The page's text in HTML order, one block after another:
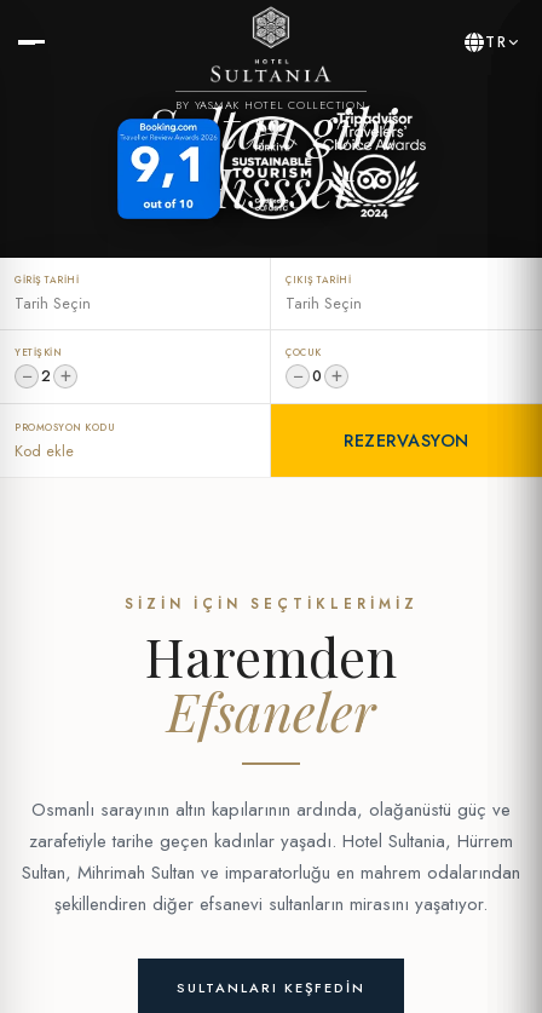
BY YASMAK HOTEL COLLECTION
TR
Sultan gibi
Hissset
GIRIŞ TARIHI ÇIKIŞ TARIHI
YETIŞKIN
− 2 +
ÇOCUK
− 0 +
PROMOSYON KODU
REZERVASYON
SIZIN İÇIN SEÇTIKLERIMIZ
Haremden
Efsaneler
Osmanlı sarayının altın kapılarının ardında, olağanüstü güç ve
zarafetiyle tarihe geçen kadınlar yaşadı. Hotel Sultania, Hürrem
Sultan, Mihrimah Sultan ve imparatorluğu en mahrem odalarından
şekillendiren diğer efsanevi sultanların mirasını yaşatıyor.
SULTANLARI KEŞFEDIN